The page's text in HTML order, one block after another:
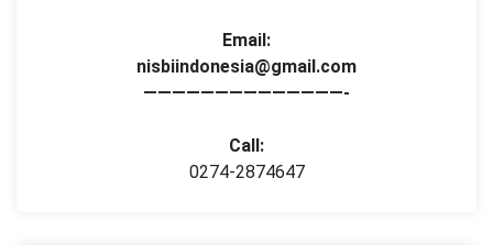
Email:
nisbiindonesia@gmail.com
——————————————-
Call:
0274-2874647